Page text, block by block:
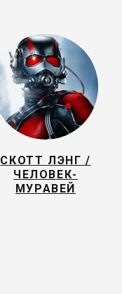
СКОТТ ЛЭНГ /
ЧЕЛОВЕК-
МУРАВЕЙ